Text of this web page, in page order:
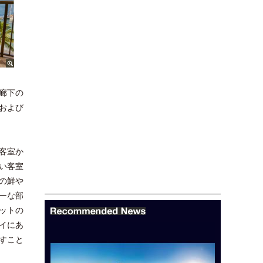
下の
よび
室か
客室
鮮や
な部
トの
にあ
こと